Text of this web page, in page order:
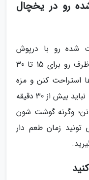
رو در یخچال
شده رو با درپوش
مناسب یا با سلفون بپوشونید. این ظرف رو برای 15 تا 30
استراحت کنن و مزه
دار بشن. توجه داشته باشید، میگوها نباید بیش از 30 دقیقه
وگرنه گوشت شون
زمان طعم دار